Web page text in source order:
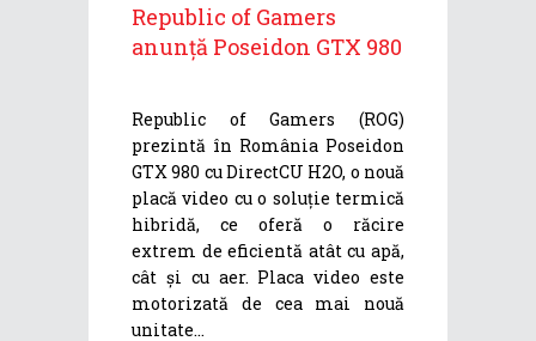
Republic of Gamers
anunță Poseidon GTX 980
Republic of Gamers (ROG)
prezintă în România Poseidon
GTX 980 cu DirectCU H2O, o nouă
placă video cu o soluție termică
hibridă, ce oferă o răcire
extrem de eficientă atât cu apă,
cât și cu aer. Placa video este
motorizată de cea mai nouă
unitate